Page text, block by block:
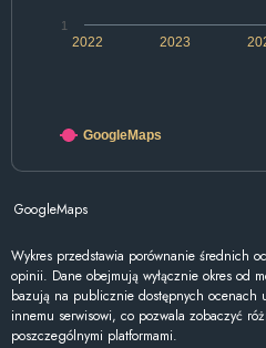
2022 2023
1
GoogleMaps
GoogleMaps
Wykres przedstawia porównanie średnich
opinii. Dane obejmują wyłącznie okres od
bazują na publicznie dostępnych ocenach
innemu serwisowi, co pozwala zobaczyć
poszczególnymi platformami.